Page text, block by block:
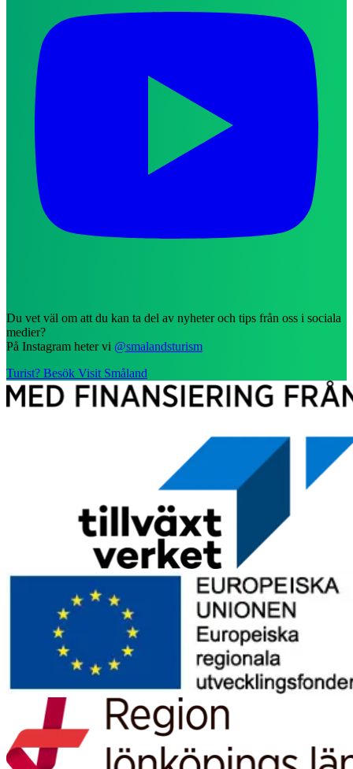
Du vet väl om att du kan ta del av nyheter och tips från oss i sociala
medier?
På Instagram heter vi @smalandsturism
Turist? Besök Visit Småland